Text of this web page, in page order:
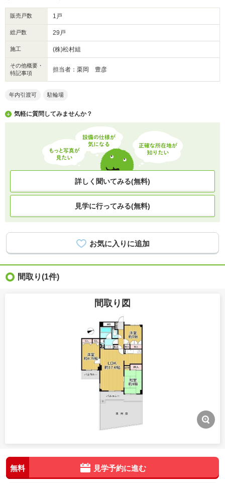
販売戸数 1戸
総戸数 29戸
施工 (株)松村組
その他概要・
特記事項
担当者：栗岡 豊彦
年内引渡可 駐輪場
気軽に質問してみませんか？
詳しく聞いてみる(無料)
見学に行ってみる(無料)
間取り(1件)
間取り図
無料 見学予約に進む